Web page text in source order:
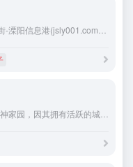
溧阳论坛-溧阳论坛网-码头街-溧阳信息港(jsly001.com)始于2003年12月，是第一时间反映百姓生活的门户性论坛，集大量生活资讯、消费经验、人脉关系为一体，溧阳论坛包含溧阳百姓、溧阳房产、溧阳汽车、溧阳美食、溧阳交友、溧阳婚博、溧阳亲子、溧阳家居装饰、汽车建材等版块，为溧阳人民提供最全面最及时的生活信息！
红豆社区是广西人的网上精神家园，因其拥有活跃的城市论坛、稳健的“思辨广西”版块和包容的桂声评论频道而成为广西最具影响力的强势网络论坛，拥有注册会员260万。